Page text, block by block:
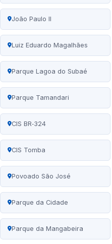
João Paulo II
Luiz Eduardo Magalhães
Parque Lagoa do Subaé
Parque Tamandari
CIS BR‑324
CIS Tomba
Povoado São José
Parque da Cidade
Parque da Mangabeira